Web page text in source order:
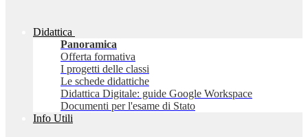
Didattica
Panoramica
Offerta formativa
I progetti delle classi
Le schede didattiche
Didattica Digitale: guide Google Workspace
Documenti per l'esame di Stato
Info Utili